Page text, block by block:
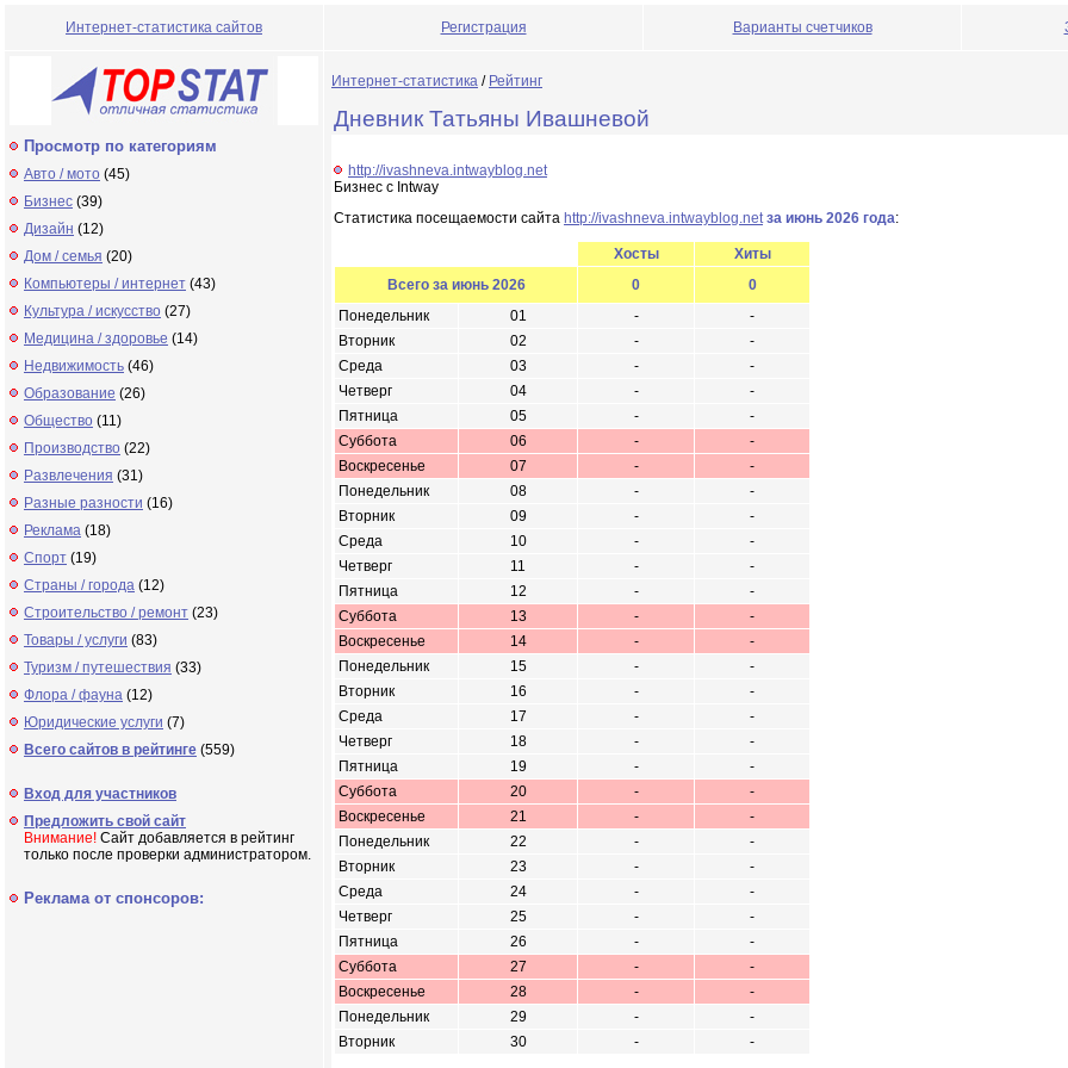
Интернет-статистика сайтов Регистрация Варианты счетчиков
Просмотр по категориям
Авто / мото (45)
Бизнес (39)
Дизайн (12)
Дом / семья (20)
Компьютеры / интернет (43)
Культура / искусство (27)
Медицина / здоровье (14)
Недвижимость (46)
Образование (26)
Общество (11)
Производство (22)
Развлечения (31)
Разные разности (16)
Реклама (18)
Спорт (19)
Страны / города (12)
Строительство / ремонт (23)
Товары / услуги (83)
Туризм / путешествия (33)
Флора / фауна (12)
Юридические услуги (7)
Всего сайтов в рейтинге (559)
Вход для участников
Предложить свой сайт
Внимание! Сайт добавляется в рейтинг
только после проверки администратором.
Реклама от спонсоров:
Интернет-статистика / Рейтинг
Дневник Татьяны Ивашневой
http://ivashneva.intwayblog.net
Бизнес с Intway
Статистика посещаемости сайта http://ivashneva.intwayblog.net за июнь 2026 года:
Хосты
Хиты
Всего за июнь 2026
0
0
Понедельник
01 -
-
Вторник
02 -
-
Среда
03 -
-
Четверг
04 -
-
Пятница
05 -
-
Суббота
06 -
-
Воскресенье
07 -
-
Понедельник
08 -
-
Вторник
09 -
-
Среда
10 -
-
Четверг
11 -
-
Пятница
12 -
-
Суббота
13 -
-
Воскресенье
14 -
-
Понедельник
15 -
-
Вторник
16 -
-
Среда
17 -
-
Четверг
18 -
-
Пятница
19 -
-
Суббота
20 -
-
Воскресенье
21 -
-
Понедельник
22 -
-
Вторник
23 -
-
Среда
24 -
-
Четверг
25 -
-
Пятница
26 -
-
Суббота
27 -
-
Воскресенье
28 -
-
Понедельник
29 -
-
Вторник
30 - -